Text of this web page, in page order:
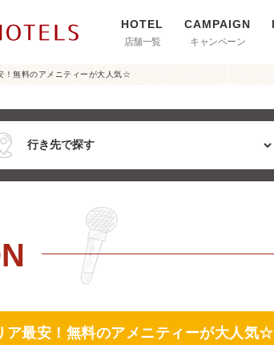
店舗一覧 キャンペーン
！無料のアメニティーが大人気☆
ア最安！無料のアメニティーが大人気☆